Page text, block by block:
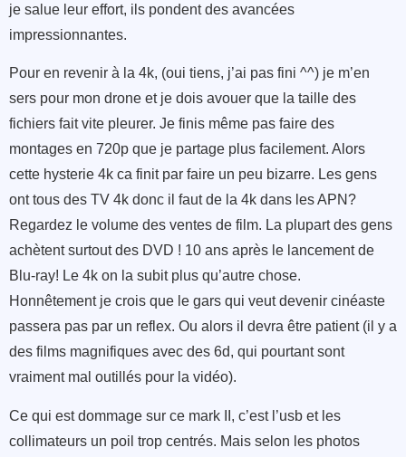
je salue leur effort, ils pondent des avancées
impressionnantes.
Pour en revenir à la 4k, (oui tiens, j’ai pas fini ^^) je m’en
sers pour mon drone et je dois avouer que la taille des
fichiers fait vite pleurer. Je finis même pas faire des
montages en 720p que je partage plus facilement. Alors
cette hysterie 4k ca finit par faire un peu bizarre. Les gens
ont tous des TV 4k donc il faut de la 4k dans les APN?
Regardez le volume des ventes de film. La plupart des gens
achètent surtout des DVD ! 10 ans après le lancement de
Blu-ray! Le 4k on la subit plus qu’autre chose.
Honnêtement je crois que le gars qui veut devenir cinéaste
passera pas par un reflex. Ou alors il devra être patient (il y a
des films magnifiques avec des 6d, qui pourtant sont
vraiment mal outillés pour la vidéo).
Ce qui est dommage sur ce mark II, c’est l’usb et les
collimateurs un poil trop centrés. Mais selon les photos